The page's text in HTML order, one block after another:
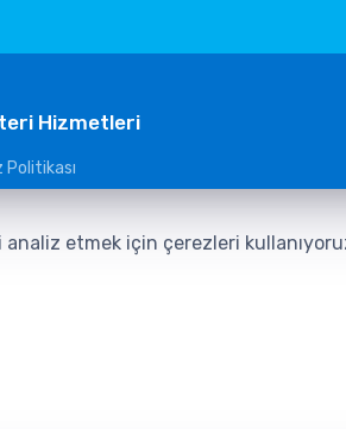
Hizmetleri
Politikası
Kameraları Aydınlatma Metni
etmek için çerezleri